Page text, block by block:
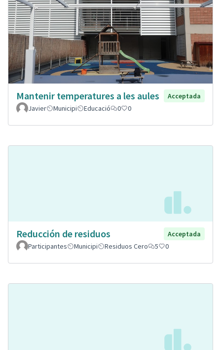
Mantenir temperatures a les aules
Acceptada
Javier
Municipi Educació 0 0
Reducción de residuos
Acceptada
Participantes
Municipi Residuos Cero 5 0